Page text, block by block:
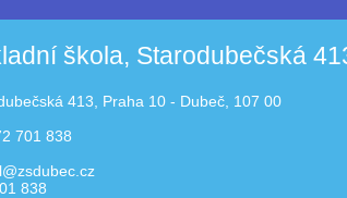
škola, Starodubečská
413, Praha 10 - Dubeč, 107 00
701 838
838